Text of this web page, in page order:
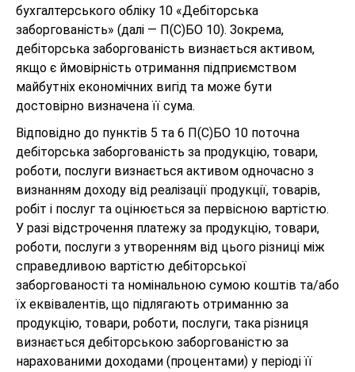
бухгалтерського обліку 10 «Дебіторська
заборгованість» (далі — П(С)БО 10). Зокрема,
дебіторська заборгованість визнається активом,
якщо є ймовірність отримання підприємством
майбутніх економічних вигід та може бути
достовірно визначена її сума.
Відповідно до пунктів 5 та 6 П(С)БО 10 поточна
дебіторська заборгованість за продукцію, товари,
роботи, послуги визнається активом одночасно з
визнанням доходу від реалізації продукції, товарів,
робіт і послуг та оцінюється за первісною вартістю.
У разі відстрочення платежу за продукцію, товари,
роботи, послуги з утворенням від цього різниці між
справедливою вартістю дебіторської
заборгованості та номінальною сумою коштів та/або
їх еквівалентів, що підлягають отриманню за
продукцію, товари, роботи, послуги, така різниця
визнається дебіторською заборгованістю за
нарахованими доходами (процентами) у періоді її